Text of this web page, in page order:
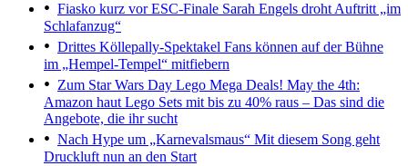
Fiasko kurz vor ESC-Finale Sarah Engels droht Auftritt „im
Schlafanzug“
Drittes Köllepally-Spektakel Fans können auf der Bühne
im „Hempel-Tempel“ mitfiebern
Zum Star Wars Day Lego Mega Deals! May the 4th:
Amazon haut Lego Sets mit bis zu 40% raus – Das sind die
Angebote, die ihr sucht
Nach Hype um „Karnevalsmaus“ Mit diesem Song geht
Druckluft nun an den Start